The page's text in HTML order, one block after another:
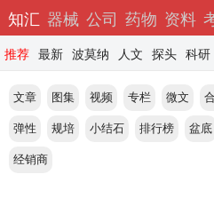
248知汇 器械 公司 药物 资料
推荐 最新 波莫纳 人文 探头 科研
下拉
文章 图集 视频 专栏 微文
弹性
规培 小结石 排行榜 盆底
经销商